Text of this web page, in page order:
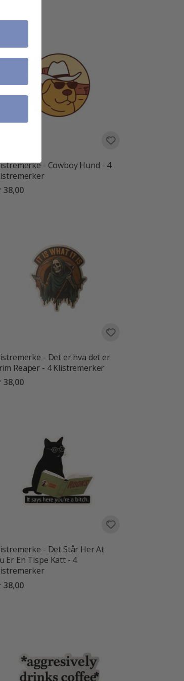
- Cowboy Hund - 4
38,00
- Det er hva det er
Reaper - 4 Klistremerker
38,00
- Det Står Her At
Er En Tispe Katt - 4
38,00